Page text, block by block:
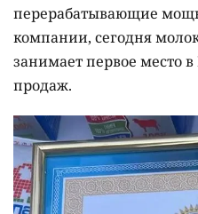
перерабатывающие
компании, сегодня
занимает первое место
продаж.